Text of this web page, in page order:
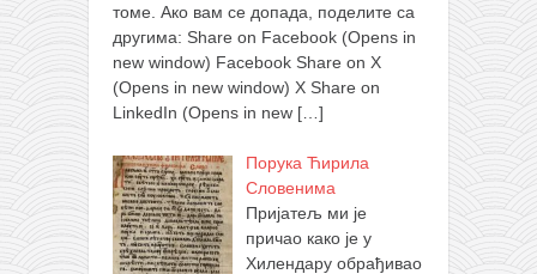
томе. Ако вам се допада, поделите са
другима: Share on Facebook (Opens in
new window) Facebook Share on X
(Opens in new window) X Share on
LinkedIn (Opens in new […]
Порука Ћирила
Словенима
Пријатељ ми је
причао како је у
Хилендару обрађивао